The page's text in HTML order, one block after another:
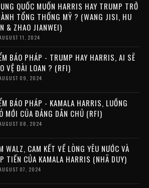
QUỐC MUỐN HARRIS HAY TRUMP TRỞ
TỔNG THỐNG MỸ ? (WANG JISI, HU
& ZHAO JIANWEI)
11, 2024
BÁO PHÁP - TRUMP HAY HARRIS, AI SẼ
VỆ ĐÀI LOAN ? (RFI)
09, 2024
BÁO PHÁP - KAMALA HARRIS, LUỒNG
MỚI CỦA ĐẢNG DÂN CHỦ (RFI)
08, 2024
WALZ, CAM KẾT VỀ LÒNG YÊU NƯỚC VÀ
TIẾN CỦA KAMALA HARRIS (NHÃ DUY)
07, 2024